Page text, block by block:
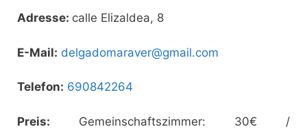
Adresse: calle Elizaldea, 8
E-Mail: delgadomaraver@gmail.com
Telefon: 690842264
Preis: Gemeinschaftszimmer: 30€ /